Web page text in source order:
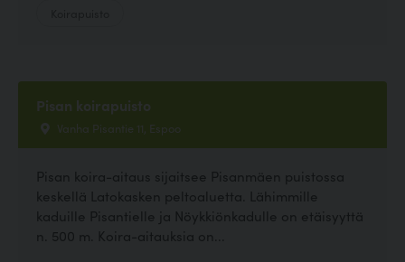
Pisan koirapuisto
Vanha Pisantie 11, Espoo
Pisan koira-aitaus sijaitsee Pisanmäen puistossa
keskellä Latokasken peltoaluetta. Lähimmille
kaduille Pisantielle ja Nöykkiönkadulle on etäisyyttä
n. 500 m. Koira-aitauksia on...